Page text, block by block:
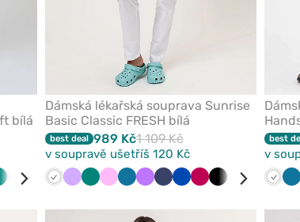
bílá
ZelenáRůžováOlivková
Melounová
ModráČernáČervenáLevandulová
Burgundová
Námořnická
FialováMalinová
Dámská lékařská souprava Sunrise
Basic Classic FRESH bílá
best deal 989 Kč1 109 Kč
v soupravě ušetříš 120 Kč
Bílá Levandulová
ZelenáRůžováKaraibsky
FialováNámořnická
Královsky
Švestkový
ČernáModrá
best
v
Bílá